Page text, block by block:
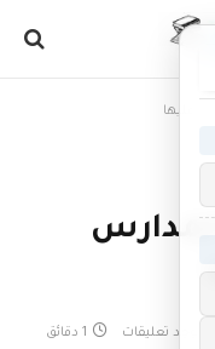
عليها
لا توجد تعليقات 1 دقائق